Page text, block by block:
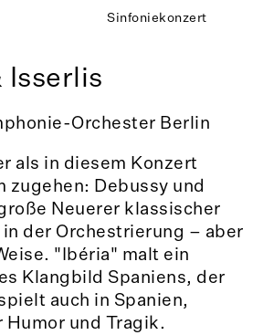
Sinfoniekonzert
Isserlis
Orchester Berlin
als in diesem Konzert
zugehen: Debussy und
Neuerer klassischer
der Orchestrierung – aber
"Ibéria" malt ein
Klangbild Spaniens, der
auch in Spanien,
und Tragik.